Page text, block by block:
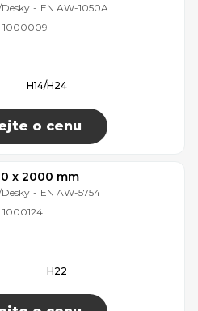
- EN AW-1050A
1000009
H14/H24
o cenu
x 2000 mm
- EN AW-5754
1000124
H22